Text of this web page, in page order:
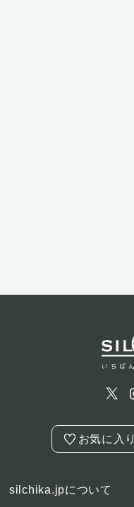
お気に入り
silchika.jpについて